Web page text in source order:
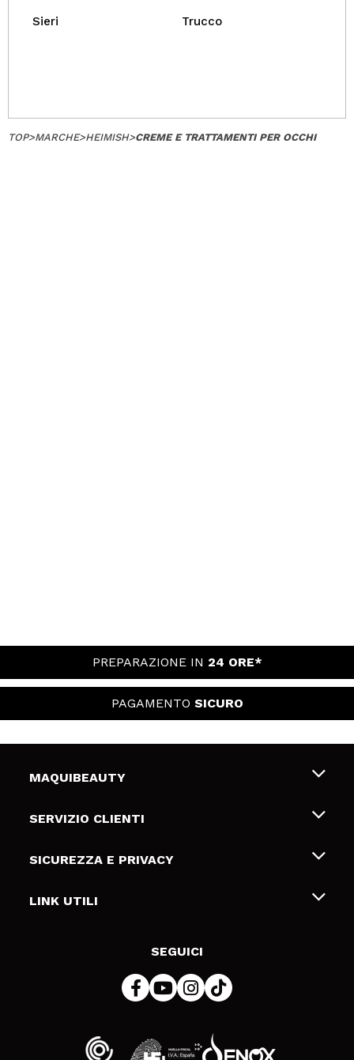
Sieri Trucco
TOP>MARCHE>HEIMISH>CREME E TRATTAMENTI PER OCCHI
PREPARAZIONE IN 24 ORE*
PAGAMENTO SICURO
MAQUIBEAUTY
Chi siamo
Gift Cards
SERVIZIO CLIENTI
Spedizioni & Resi
Metodi di pagamamento
SICUREZZA E PRIVACY
Termini e condizioni
LINK UTILI
SEGUICI